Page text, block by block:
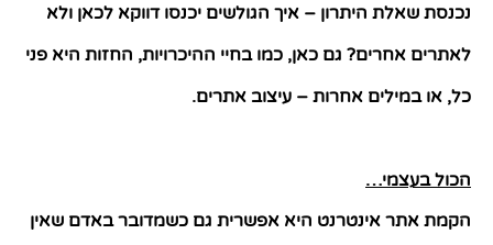
נכנסת שאלת היתרון – איך הגולשים יכנסו דווקא לכאן ולא
לאתרים אחרים? גם כאן, כמו בחיי ההיכרויות, החזות היא פני
כל, או במילים אחרות – עיצוב אתרים.
הכול בעצמי…
הקמת אתר אינטרנט היא אפשרית גם כשמדובר באדם שאין